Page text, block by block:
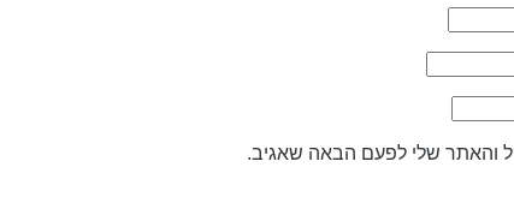
והאתר שלי לפעם הבאה שאגיב.